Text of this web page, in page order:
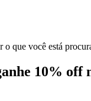
o que você está
10%